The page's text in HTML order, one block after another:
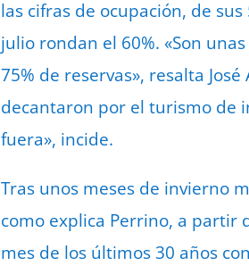
las cifras de ocupación, de
julio rondan el 60%. «Son
75% de reservas», resalta
decantaron por el turismo de
fuera», incide.
Tras unos meses de invierno
como explica Perrino, a partir
mes de los últimos 30 años